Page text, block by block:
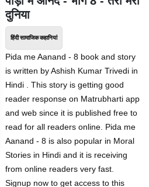
दुनिया
हिंदी सामाजिक कहानियां
Pida me Aanand - 8 book and story
is written by Ashish Kumar Trivedi in
Hindi . This story is getting good
reader response on Matrubharti app
and web since it is published free to
read for all readers online. Pida me
Aanand - 8 is also popular in Moral
Stories in Hindi and it is receiving
from online readers very fast.
Signup now to get access to this